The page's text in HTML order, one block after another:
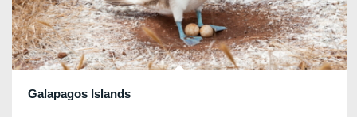
Galapagos Islands